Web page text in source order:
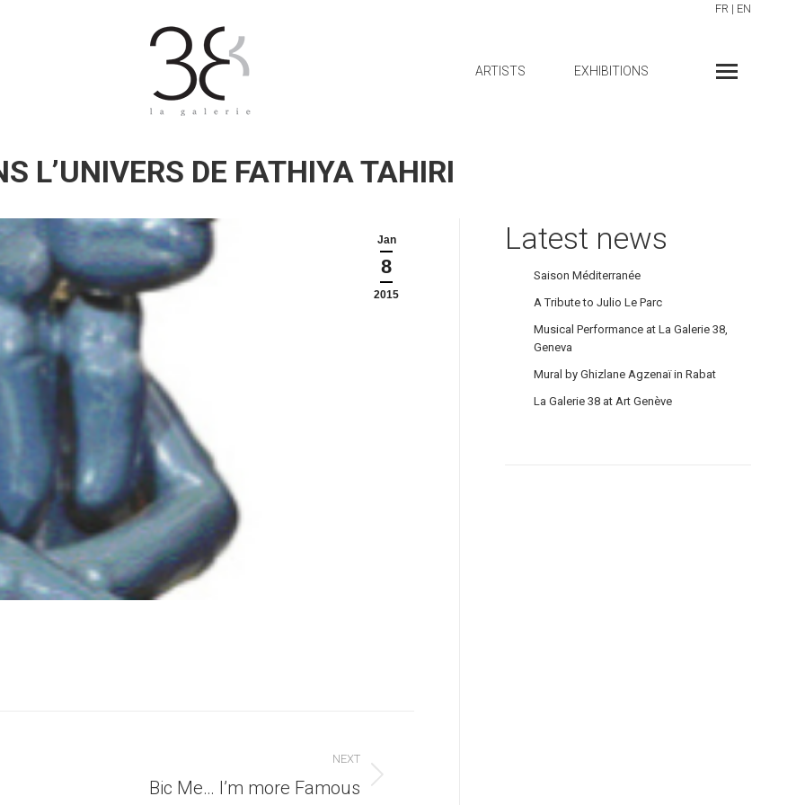
FR | EN
ARTISTS EXHIBITIONS
L’UNIVERS DE FATHIYA TAHIRI
Jan
8
2015
NEXT
Bic Me… I’m more Famous
Latest news
Saison Méditerranée
A Tribute to Julio Le Parc
Musical Performance at La Galerie 38,
Geneva
Mural by Ghizlane Agzenaï in Rabat
La Galerie 38 at Art Genève